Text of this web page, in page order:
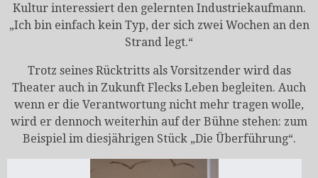
Kultur interessiert den gelernten Industriekaufmann.
„Ich bin einfach kein Typ, der sich zwei Wochen an den
Strand legt.“
Trotz seines Rücktritts als Vorsitzender wird das
Theater auch in Zukunft Flecks Leben begleiten. Auch
wenn er die Verantwortung nicht mehr tragen wolle,
wird er dennoch weiterhin auf der Bühne stehen: zum
Beispiel im diesjährigen Stück „Die Überführung“.